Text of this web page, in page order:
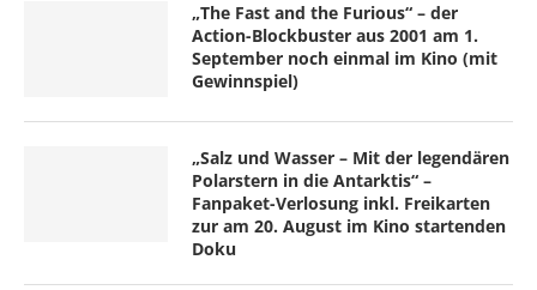
„The Fast and the Furious“ – der
Action-Blockbuster aus 2001 am 1.
September noch einmal im Kino (mit
Gewinnspiel)
„Salz und Wasser – Mit der legendären
Polarstern in die Antarktis“ –
Fanpaket-Verlosung inkl. Freikarten
zur am 20. August im Kino startenden
Doku